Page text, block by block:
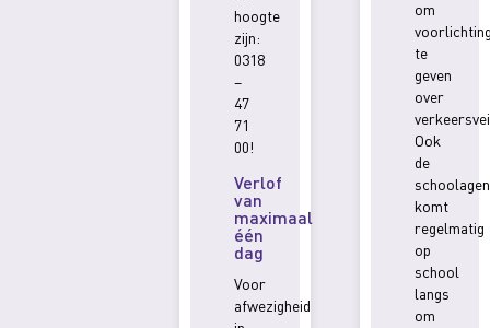
hoogte
zijn:
0318
–
47
71
00!
Verlof
van
maximaal
één
dag
Voor
afwezigheid
om
te
geven
over
Ook
de
komt
regelmatig
op
school
langs
om